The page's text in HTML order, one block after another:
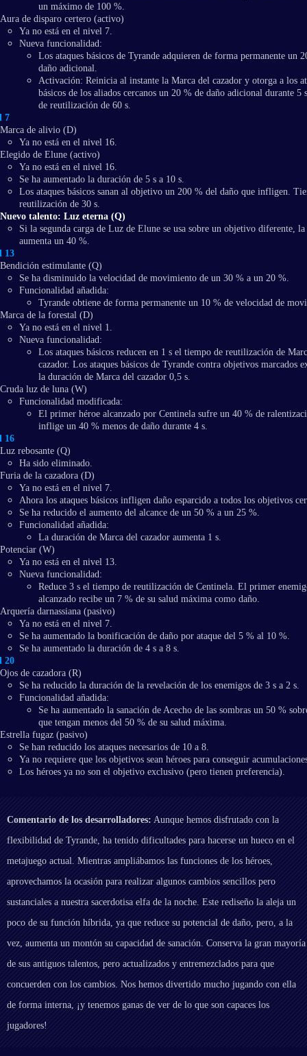
un máximo de 100 %.
Aura de disparo certero (activo)
Ya no está en el nivel 7.
Nueva funcionalidad:
Los ataques básicos de Tyrande adquieren de forma permanente un
daño adicional.
Activación: Reinicia al instante la Marca del cazador y otorga a los
básicos de los aliados cercanos un 20 % de daño adicional durante 5
de reutilización de 60 s.
7
Marca de alivio (D)
Ya no está en el nivel 16.
Elegido de Elune (activo)
Ya no está en el nivel 16.
Se ha aumentado la duración de 5 s a 10 s.
Los ataques básicos sanan al objetivo un 200 % del daño que infligen.
reutilización de 30 s.
Nuevo talento: Luz eterna (Q)
Si la segunda carga de Luz de Elune se usa sobre un objetivo diferente, la
aumenta un 40 %.
13
Bendición estimulante (Q)
Se ha disminuido la velocidad de movimiento de un 30 % a un 20 %.
Funcionalidad añadida:
Tyrande obtiene de forma permanente un 10 % de velocidad de
Marca de la forestal (D)
Ya no está en el nivel 1.
Nueva funcionalidad:
Los ataques básicos reducen en 1 s el tiempo de reutilización de
cazador. Los ataques básicos de Tyrande contra objetivos marcados
la duración de Marca del cazador 0,5 s.
Cruda luz de luna (W)
Funcionalidad modificada:
El primer héroe alcanzado por Centinela sufre un 40 % de
inflige un 40 % menos de daño durante 4 s.
16
Luz rebosante (Q)
Ha sido eliminado.
Furia de la cazadora (D)
Ya no está en el nivel 7.
Ahora los ataques básicos infligen daño esparcido a todos los objetivos
Se ha reducido el aumento del alcance de un 50 % a un 25 %.
Funcionalidad añadida:
La duración de Marca del cazador aumenta 1 s.
Potenciar (W)
Ya no está en el nivel 13.
Nueva funcionalidad:
Reduce 3 s el tiempo de reutilización de Centinela. El primer
alcanzado recibe un 7 % de su salud máxima como daño.
Arquería darnassiana (pasivo)
Ya no está en el nivel 7.
Se ha aumentado la bonificación de daño por ataque del 5 % al 10 %.
Se ha aumentado la duración de 4 s a 8 s.
20
Ojos de cazadora (R)
Se ha reducido la duración de la revelación de los enemigos de 3 s a 2 s.
Funcionalidad añadida:
Se ha aumentado la sanación de Acecho de las sombras un 50 %
que tengan menos del 50 % de su salud máxima.
Estrella fugaz (pasivo)
Se han reducido los ataques necesarios de 10 a 8.
Ya no requiere que los objetivos sean héroes para conseguir
Los héroes ya no son el objetivo exclusivo (pero tienen preferencia).
Comentario de los desarrolladores: Aunque hemos disfrutado con la
flexibilidad de Tyrande, ha tenido dificultades para hacerse un hueco en el
metajuego actual. Mientras ampliábamos las funciones de los héroes,
aprovechamos la ocasión para realizar algunos cambios sencillos pero
sustanciales a nuestra sacerdotisa elfa de la noche. Este rediseño la aleja un
poco de su función híbrida, ya que reduce su potencial de daño, pero, a la
vez, aumenta un montón su capacidad de sanación. Conserva la gran mayoría
de sus antiguos talentos, pero actualizados y entremezclados para que
concuerden con los cambios. Nos hemos divertido mucho jugando con ella
de forma interna, ¡y tenemos ganas de ver de lo que son capaces los
jugadores!